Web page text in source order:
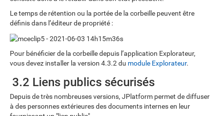
Le temps de rétention ou la portée de la corbeille peuvent être
définis dans l’éditeur de propriété :
Pour bénéficier de la corbeille depuis l’application Explorateur,
vous devez installer la version 4.3.2 du module Explorateur.
3.2 Liens publics sécurisés
Depuis de très nombreuses versions, JPlatform permet de diffuser
à des personnes extérieures des documents internes en leur